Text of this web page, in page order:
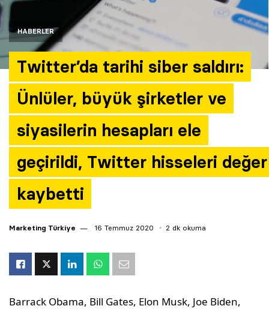
HABERLER
Twitter’da tarihi siber saldırı:
Ünlüler, büyük şirketler ve
siyasilerin hesapları ele
geçirildi, Twitter hisseleri değer
kaybetti
Marketing Türkiye 16 Temmuz 2020 2 dk okuma
Barrack Obama, Bill Gates, Elon Musk, Joe Biden,